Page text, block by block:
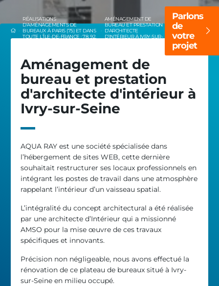
RÉALISATIONS
D’AMÉNAGEMENTS DE
BUREAUX À PARIS (75) ET DANS
TOUTE L’ÎLE-DE-FRANCE : 78, 92,
AMÉNAGEMENT DE
BUREAU ET PRESTATION
D’ARCHITECTE
D’INTÉRIEUR À IVRY-SUR-
Parlons
de
votre
projet
Aménagement de
bureau et prestation
d'architecte d'intérieur à
Ivry-sur-Seine
AQUA RAY est une société spécialisée dans
l’hébergement de sites WEB, cette dernière
souhaitait restructurer ses locaux professionnels en
intégrant les postes de travail dans une atmosphère
rappelant l’intérieur d’un vaisseau spatial.
L’intégralité du concept architectural a été réalisée
par une architecte d’Intérieur qui a missionné
AMSO pour la mise œuvre de ces travaux
spécifiques et innovants.
Précision non négligeable, nous avons effectué la
rénovation de ce plateau de bureaux situé à Ivry-
sur-Seine en milieu occupé.